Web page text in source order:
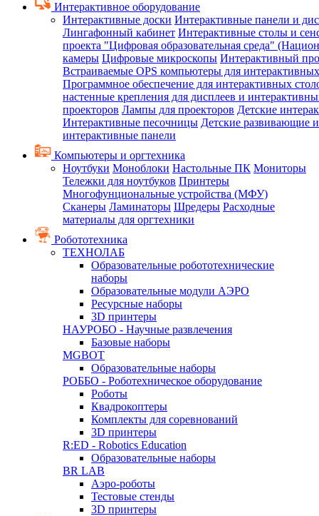
Интерактивное оборудование
Интерактивные доски Интерактивные панели и
Лингафонный кабинет Интерактивные столы и
проекта "Цифровая образовательная среда"
камеры Цифровые микроскопы Интерактивный
Встраиваемые OPS компьютеры для
Программное обеспечение для интерактивных
настенные крепления для дисплеев и
проекторов Лампы для проекторов Детские
Интерактивные песочницы Детские развивающие
интерактивные панели
Компьютеры и оргтехника
Ноутбуки Моноблоки Настольные ПК Мониторы
Тележки для ноутбуков Принтеры
Многофунциональные устройства (МФУ)
Сканеры Ламинаторы Шредеры Расходные
материалы для оргтехники
Робототехника
ТЕХНОЛАБ
Образовательные робототехнические
наборы
Образовательные модули АЭРО
Ресурсные наборы
3D принтеры
НАУРОБО - Научные развлечения
Базовые наборы
MGBOT
Образовательные наборы
РОББО - Роботехническое оборудование
Роботы
Квадрокоптеры
Комплекты для соревнований
3D принтеры
R:ED - Robotics Education
Образовательные наборы
BR LAB
Аэро-роботы
Тестовые стенды
3D принтеры